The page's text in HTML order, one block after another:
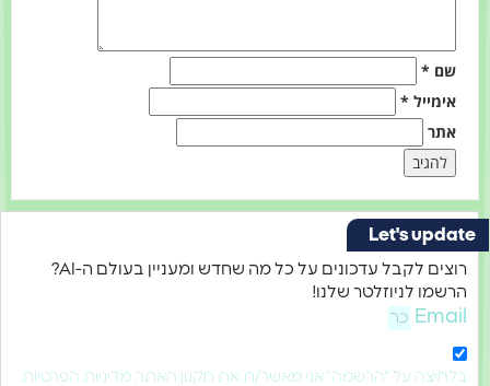
*
Let's
רוצים לקבל עדכונים על כל מה שחדש ומעניין בעולם ה-AI?
לניוזלטר שלנו!
על "הרשמה" אני מאשר/ת את תקנון האתר, מדיניות הפרטיות